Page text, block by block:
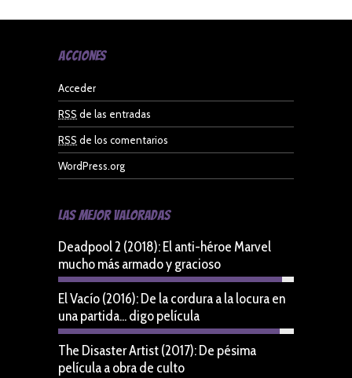
Acciones
Acceder
RSS de las entradas
RSS de los comentarios
WordPress.org
Las Mejor Valoradas
Deadpool 2 (2018): El anti-héroe Marvel
mucho más armado y gracioso
El Vacío (2016): De la cordura a la locura en
una partida... digo película
The Disaster Artist (2017): De pésima
película a obra de culto